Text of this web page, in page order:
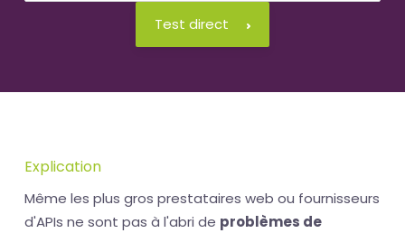
Test direct
Explication
Même les plus gros prestataires web ou fournisseurs
d'APIs ne sont pas à l'abri de problèmes de